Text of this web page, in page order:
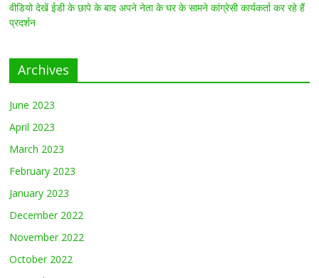
वीडियो देखें ईडी के छापे के बाद अपने नेता के घर के सामने कांग्रेसी कार्यकर्ता कर रहे हैं
प्रदर्शन
Archives
June 2023
April 2023
March 2023
February 2023
January 2023
December 2022
November 2022
October 2022